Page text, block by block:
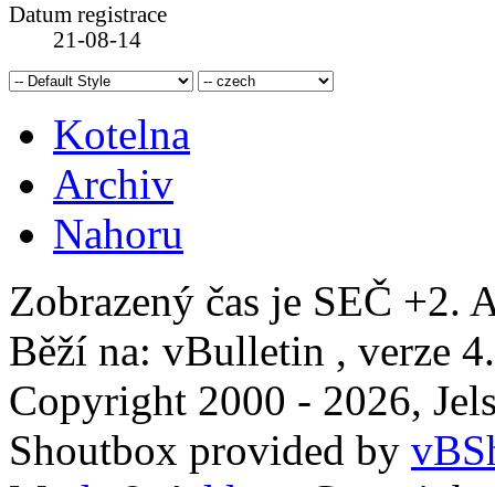
Datum registrace
21-08-14
Kotelna
Archiv
Nahoru
Zobrazený čas je SEČ +2.
Běží na: vBulletin , verze
Copyright 2000 - 2026,
Shoutbox provided by